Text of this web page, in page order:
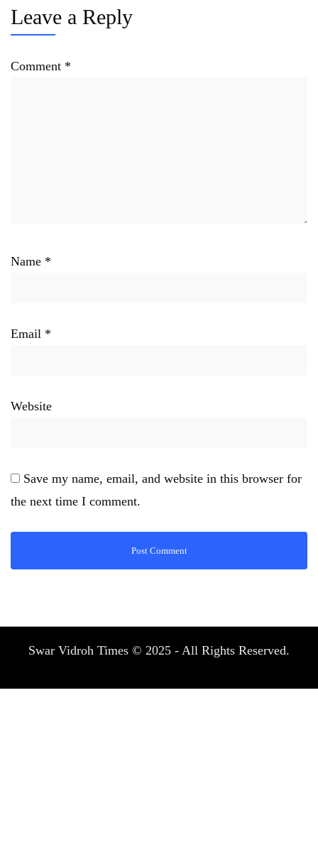
Leave a Reply
Comment *
Name *
Email *
Website
Save my name, email, and website in this browser for
the next time I comment.
Swar Vidroh Times © 2025 - All Rights Reserved.